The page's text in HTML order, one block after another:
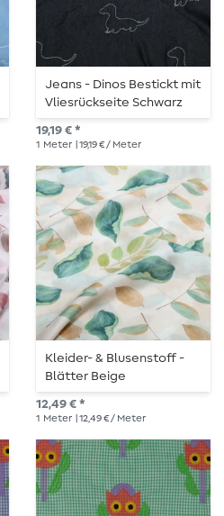
Jeans - Dinos Bestickt mit
Vliesrückseite Schwarz
19,19 € *
1 Meter | 19,19 € / Meter
Kleider- & Blusenstoff -
Blätter Beige
Transparent
12,49 € *
1 Meter | 12,49 € / Meter